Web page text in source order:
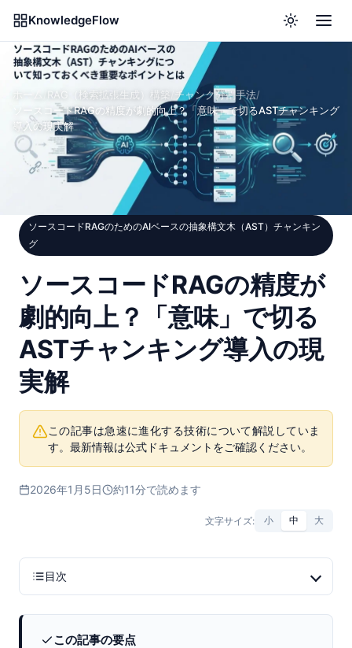
KnowledgeFlow
RAG（検索拡張生成）構築 チャンク分割手法/
ソースコードRAGの精度が劇的向上？「意味」で切るASTチャンキング
導入の現実解
ソースコードRAGのためのAIベースの抽象構文木（AST）チャンキン
グ
ソースコードRAGの精度が
劇的向上？「意味」で切る
ASTチャンキング導入の現
実解
この記事は急速に進化する技術について解説していま
す。最新情報は公式ドキュメントをご確認ください。
2026年1月5日 約11分で読めます
文字サイズ: 小 中 大
目次
この記事の要点